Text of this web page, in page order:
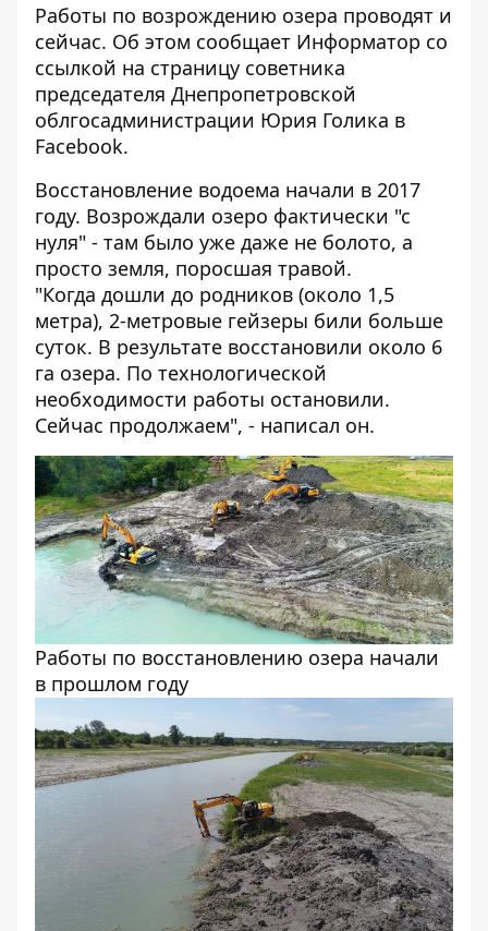
Работы по возрождению озера проводят и
сейчас. Об этом сообщает Информатор со
ссылкой на страницу советника
председателя Днепропетровской
облгосадминистрации Юрия Голика в
Facebook.
Восстановление водоема начали в 2017
году. Возрождали озеро фактически "с
нуля" - там было уже даже не болото, а
просто земля, поросшая травой.
"Когда дошли до родников (около 1,5
метра), 2-метровые гейзеры били больше
суток. В результате восстановили около 6
га озера. По технологической
необходимости работы остановили.
Сейчас продолжаем", - написал он.
Работы по восстановлению озера начали
в прошлом году